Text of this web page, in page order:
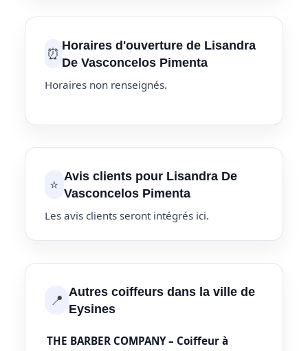
⏰ Horaires d'ouverture de Lisandra
De Vasconcelos Pimenta
Horaires non renseignés.
⭐ Avis clients pour Lisandra De
Vasconcelos Pimenta
Les avis clients seront intégrés ici.
📍 Autres coiffeurs dans la ville de
Eysines
THE BARBER COMPANY – Coiffeur à